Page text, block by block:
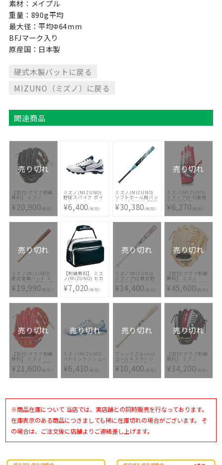
素材：メイプル
重量：890g平均
最大径：平均Φ64mm
BFJマーク入り
原産国：日本製
硬式木製バットに戻る
MIZUNO（ミズノ）に戻る
関連商品
売り切れ
【型付/グラブ刺繍
無料】 ミズノ
(MIZUNO) グロー
バルエリートRG ブ
ランドアンバサダー
セレクション 坂本
勇人モデル 少年軟
1AJGY31133-2980
[ 型付け無料 少年軟
式グラブ刺繍1ヶ所
無料(単色のみ)※縁
取り・影付きの場
合、1ヶ所+3300円
(税込)]
¥20,900(税別)
ミズノ(MIZUNO)
野球スパイク ポイ
ント クッションレ
ボダイア
11GP252514
¥6,400(税別)
ミズノ(MIZUNO)
ソフトボール用バッ
ト AX4 ミドル FRP
製 1CJFSA6180-
0925
¥30,380(税別)
売り切れ
ミズノ(MIZUNO)
ミズノプロ 打者用
手袋(両手用) シリコ
ンパワーアークLI
1EJEA07162
¥6,270(税別)
売り切れ
ミズノ(MIZUNO)
硬式金属バット Ｖ
コング 02 限定カラ
ー 2TH20431-50M
¥19,990(税別)
【刺繍無料】 ミズ
ノ(MIZUNO) セカ
ンドバッグ エナメ
ル 1FJDB022-34 [
☆バッグ刺繍2ヶ所
取り・影付きの場
¥7,020(税別)
売り切れ
ミズノ(MIZUNO)
ミズノプロ 硬式野
球用木製バット 梶
谷型 ロイヤルエク
ストラメイプル
1CJWH04184-TK3
¥14,400(税別)
売り切れ
【型付/グラブ刺繍
無料】 ミズノ
(MIZUNO) 硬式グ
ラブ グローバルエ
リート GE インフィ
ニティNEO 外野手
用 右投げ
1AJGH30207-8049
[ 型付け無料 硬式グ
ラブ刺繍2ヶ所無料
(単色のみ)※縁取
り・影付きの場合、
1ヶ所+3300円(税
¥45,600(税別)
売り切れ
【型付/グラブ刺繍
無料】 ミズノ
(MIZUNO) 少年軟
式グラブ グローバ
ルエリート RGブラ
ンドアンバサダーセ
少年軟式グラブ刺繍
み)※縁取り・影付
きの場合、1ヶ所
+3300円(税込)]
¥21,600(税別)
売り切れ
ミズノ(MIZUNO)
バドミントンシュー
ズ ウエーブクロー
71GA191522
¥6,410(税別)
売り切れ
アシックス(asics)
ゴールドステージ
硬式野球用木製バッ
ト 3121A772-110
¥10,400(税別)
売り切れ
【型付/グラブ刺繍
無料】 ミズノ
(MIZUNO) ミズノ
プロ 軟式グラブ
1AJGR28107-2962
[ 型付け無料 軟式グ
¥34,200(税別)
※商品在庫について 当店では、実店舗との同時販売を行なっております。
在庫表示のある商品につきましても稀に在庫切れの場合がございます。 そ
の場合は、ご注文後に店舗よりご連絡差し上げます。